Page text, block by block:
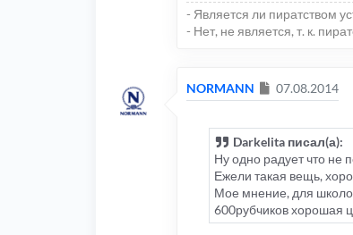
- Является ли пиратством
- Нет, не является, т. к.
NORMANN Сообщение
07.08.2014
Darkelita писал(а):
Ну одно радует что не
Ежели такая вещь,
Мое мнение, для
600рубчиков хорошая